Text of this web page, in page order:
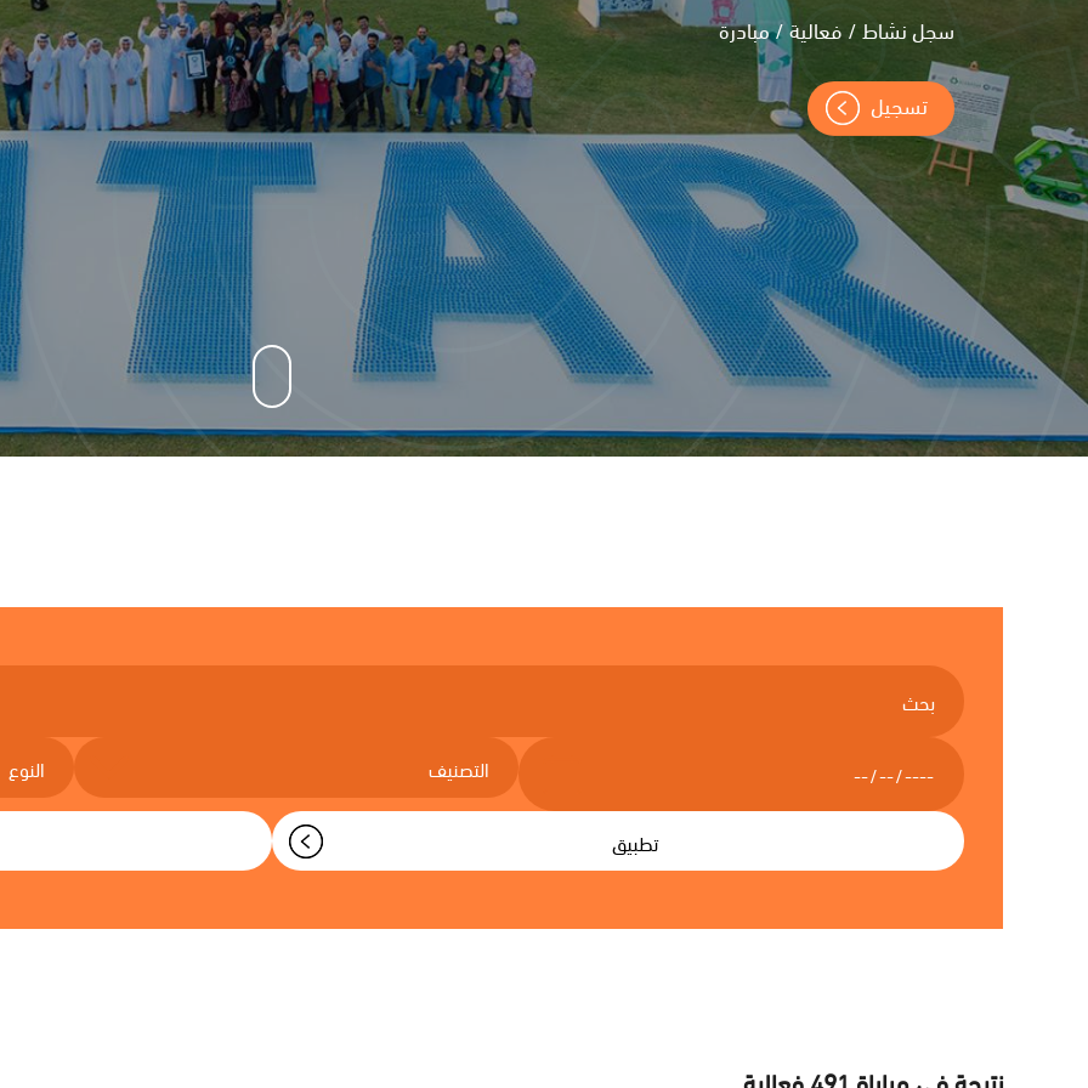
سجل نشاط / فعالية / مبادرة
تسجيل
Your Keyword
Select Date اختر الفئة اختر النوع